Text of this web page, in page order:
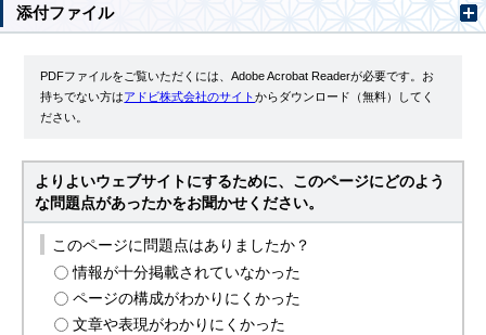
添付ファイル
PDFファイルをご覧いただくには、Adobe Acrobat Readerが必要です。お
持ちでない方はアドビ株式会社のサイトからダウンロード（無料）してく
ださい。
よりよいウェブサイトにするために、このページにどのよう
な問題点があったかをお聞かせください。
このページに問題点はありましたか？
情報が十分掲載されていなかった
ページの構成がわかりにくかった
文章や表現がわかりにくかった